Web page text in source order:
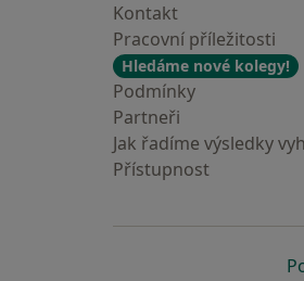
Kontakt
Pracovní příležitosti
Hledáme nové kolegy!
Podmínky
Partneři
Jak řadíme výsledky
Přístupnost